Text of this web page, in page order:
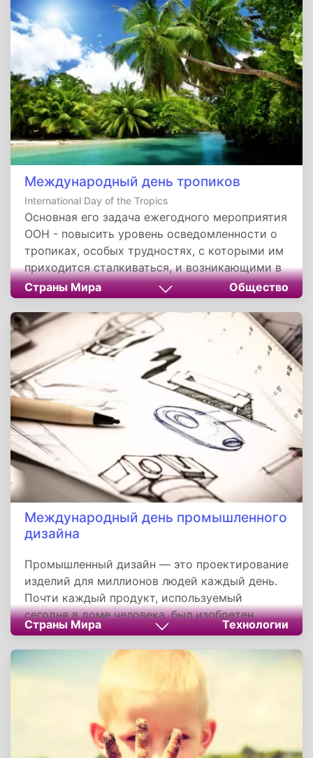
действовавших в тылу врага.
Международный день тропиков
International Day of the Tropics
Основная его задача ежегодного мероприятия
ООН - повысить уровень осведомленности о
тропиках, особых трудностях, с которыми им
приходится сталкиваться, и возникающими в
связи с ними новыми возможностями.
Тропики как регион занимают 40% всей
территории мира, на которой сосредоточены
около 80% всех биологических видов Земли, а
также значительная часть языков и культур.
Страны Мира Общество
Международный день промышленного
дизайна
Промышленный дизайн — это проектирование
изделий для миллионов людей каждый день.
Почти каждый продукт, используемый
сегодня в доме человека, был изобретен
дизайнерами, упорно работающими над тем,
чтобы люди могли жить легче. Эта профессия
возникла в начале 19 века, когда в Британии
началась промышленная революция.
Страны Мира Технологии